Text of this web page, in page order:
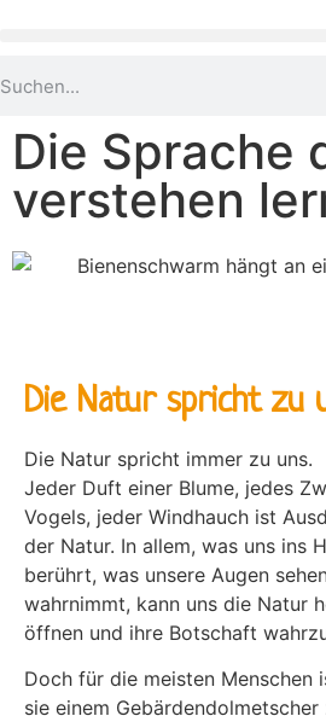
Die Sprache
verstehen
Die Natur spricht zu
Die Natur spricht immer zu uns.
Jeder Duft einer Blume, jedes
Vogels, jeder Windhauch ist
der Natur. In allem, was uns ins
berührt, was unsere Augen
wahrnimmt, kann uns die Natur
öffnen und ihre Botschaft
Doch für die meisten Menschen
sie einem